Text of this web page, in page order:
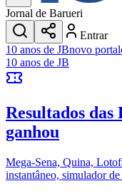
Transportes
Gastronomia
Cinema & Shows
JogosNovo
Anuncie no Portal
Cadastrar Empresa
Divulgar Vagas
Política
Jornal de Barueri
Entrar
10 anos de JBnovo portal
10 anos de JB
Resultados das
ganhou
Mega-Sena, Quina,
instantâneo, simulador de